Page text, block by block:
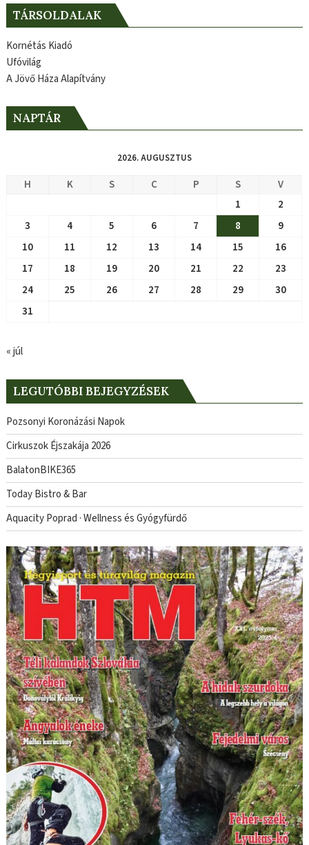
TÁRSOLDALAK
Kornétás Kiadó
Ufóvilág
A Jövő Háza Alapítvány
NAPTÁR
2026. AUGUSZTUS
H K S C P S
V
1
2
3
4 5 6 7 8
9
10
11 12 13 14 15
16
17
18 19 20 21 22
23
24
25 26 27 28 29
30
31
« júl
LEGUTÓBBI BEJEGYZÉSEK
Pozsonyi Koronázási Napok
Cirkuszok Éjszakája 2026
BalatonBIKE365
Today Bistro & Bar
Aquacity Poprad · Wellness és Gyógyfürdő